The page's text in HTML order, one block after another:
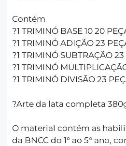
Contém
?1 TRIMINÓ BASE 10 20
?1 TRIMINÓ ADIÇÃO 23
?1 TRIMINÓ SUBTRAÇÃO
?1 TRIMINÓ
?1 TRIMINÓ DIVISÃO 23
?Arte da lata completa
O material contém as
da BNCC do 1° ao 5° ano,